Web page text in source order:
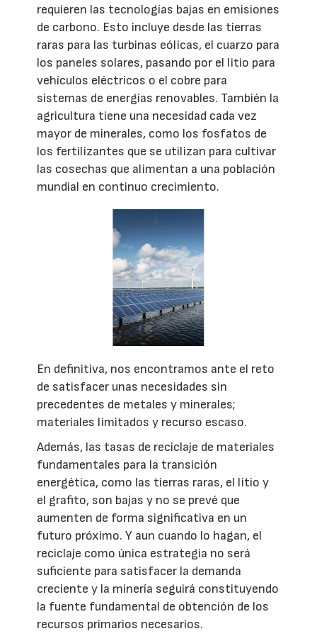
requieren las tecnologías bajas en emisiones
de carbono. Esto incluye desde las tierras
raras para las turbinas eólicas, el cuarzo para
los paneles solares, pasando por el litio para
vehículos eléctricos o el cobre para
sistemas de energías renovables. También la
agricultura tiene una necesidad cada vez
mayor de minerales, como los fosfatos de
los fertilizantes que se utilizan para cultivar
las cosechas que alimentan a una población
mundial en continuo crecimiento.
En definitiva, nos encontramos ante el reto
de satisfacer unas necesidades sin
precedentes de metales y minerales;
materiales limitados y recurso escaso.
Además, las tasas de reciclaje de materiales
fundamentales para la transición
energética, como las tierras raras, el litio y
el grafito, son bajas y no se prevé que
aumenten de forma significativa en un
futuro próximo. Y aun cuando lo hagan, el
reciclaje como única estrategia no será
suficiente para satisfacer la demanda
creciente y la minería seguirá constituyendo
la fuente fundamental de obtención de los
recursos primarios necesarios.